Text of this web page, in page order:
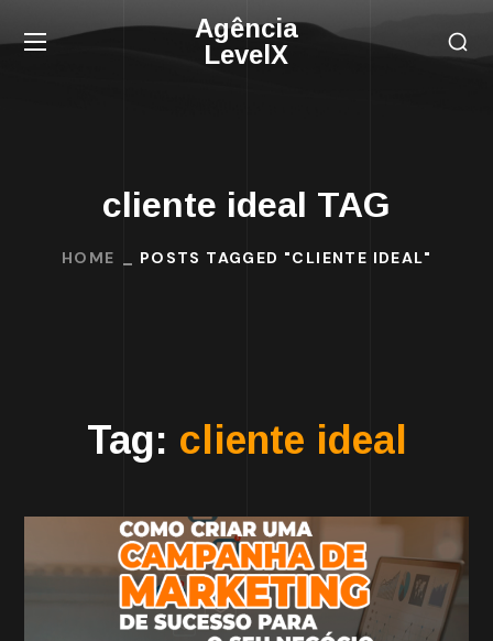
Agência
LevelX
cliente ideal TAG
HOME POSTS TAGGED "CLIENTE IDEAL"
Tag: cliente ideal